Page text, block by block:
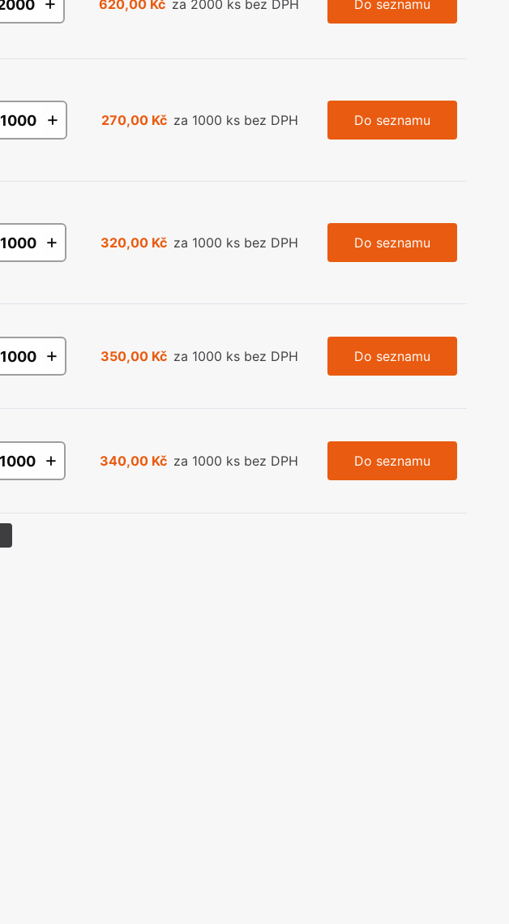
620,00 Kč za 2000 ks bez DPH Do seznamu
+ 270,00 Kč za 1000 ks bez DPH Do seznamu
+ 320,00 Kč za 1000 ks bez DPH Do seznamu
+ 350,00 Kč za 1000 ks bez DPH Do seznamu
+ 340,00 Kč za 1000 ks bez DPH Do seznamu